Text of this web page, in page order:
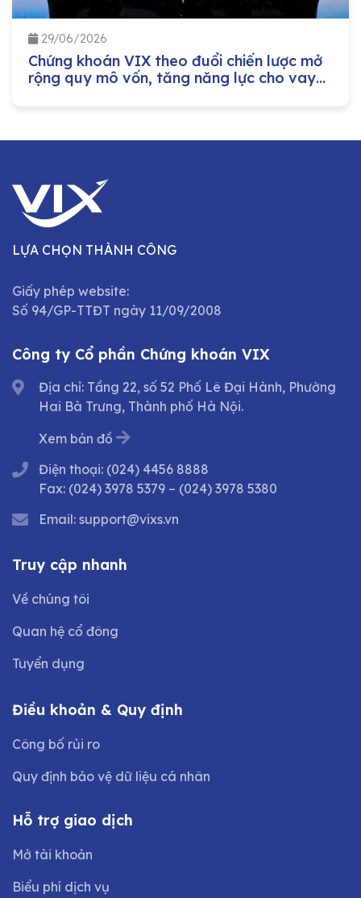
29/06/2026
Chứng khoán VIX theo đuổi chiến lược mở
rộng quy mô vốn, tăng năng lực cho vay
LỰA CHỌN THÀNH CÔNG
Giấy phép website:
Số 94/GP-TTĐT ngày 11/09/2008
Công ty Cổ phần Chứng khoán VIX
Địa chỉ: Tầng 22, số 52 Phố Lê Đại Hành, Phường
Hai Bà Trưng, Thành phố Hà Nội.
Xem bản đồ
Điện thoại: (024) 4456 8888
Fax: (024) 3978 5379 – (024) 3978 5380
Email: support@vixs.vn
Truy cập nhanh
Về chúng tôi
Quan hệ cổ đông
Tuyển dụng
Điều khoản & Quy định
Công bố rủi ro
Quy định bảo vệ dữ liệu cá nhân
Hỗ trợ giao dịch
Mở tài khoản
Biểu phí dịch vụ